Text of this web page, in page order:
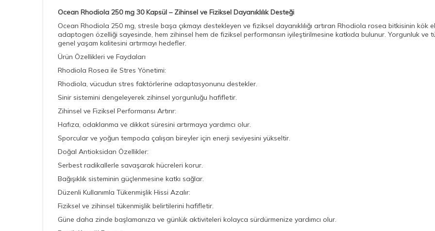
Ocean Rhodiola 250 mg 30 Kapsül – Zihinsel ve Fiziksel Dayanıklılık Desteği
Ocean Rhodiola 250 mg, stresle başa çıkmayı destekleyen ve fiziksel dayanıklılığı artıran Rhodiola rosea bitkisinin kök
adaptogen özelliği sayesinde, hem zihinsel hem de fiziksel performansın iyileştirilmesine katkıda bulunur. Yorgunluk ve
genel yaşam kalitesini artırmayı hedefler.
Ürün Özellikleri ve Faydaları
Rhodiola Rosea ile Stres Yönetimi:
Rhodiola, vücudun stres faktörlerine adaptasyonunu destekler.
Sinir sistemini dengeleyerek zihinsel yorgunluğu hafifletir.
Zihinsel ve Fiziksel Performansı Artırır:
Hafıza, odaklanma ve dikkat süresini artırmaya yardımcı olur.
Sporcular ve yoğun tempoda çalışan bireyler için enerji seviyesini yükseltir.
Doğal Antioksidan Özellikler:
Serbest radikallerle savaşarak hücreleri korur.
Bağışıklık sisteminin güçlenmesine katkı sağlar.
Düzenli Kullanımla Tükenmişlik Hissi Azalır:
Fiziksel ve zihinsel tükenmişlik belirtilerini hafifletir.
Güne daha zinde başlamanıza ve günlük aktiviteleri kolayca sürdürmenize yardımcı olur.